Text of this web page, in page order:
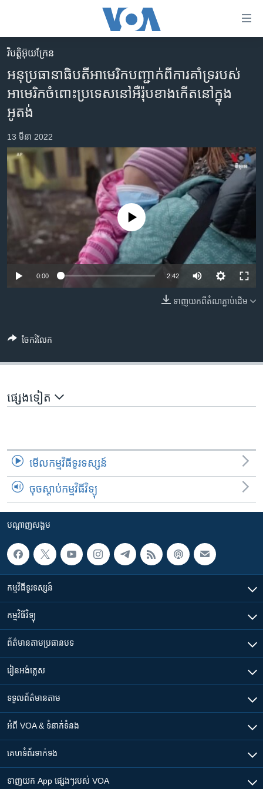
គេហទំព័រ​
រំលង​
និង​
ចូល​
ទៅ​​
ទំព័រ​
ព័ត៌មាន​​
តែ​
រំលង​
និង​
ចូល​
សម្ព័ន្ធ​
ទៅ​
ទំព័រ​
កម្ពុជា
អន្តរជាតិ
អាមេរិក
ចិន
ហេឡូវីអូអេ
កម្ពុជាច្នៃប្រតិដ្ឋ
ព្រឹត្តិការណ៍ព័ត៌មាន
ទូរទស្សន៍ / វីដេអូ​
វិទ្យុ / ផតខាសថ៍
កម្មវិធីទាំងអស់
Khmer English
វិបត្តិអ៊ុយក្រែន
អនុប្រធានាធិបតីអាមេរិកបញ្ជាក់ពីការគាំទ្ររបស់
អាមេរិកចំពោះប្រទេសនៅអឺរ៉ុបខាងកើតនៅក្នុង
អូតង់
13 មីនា 2022
No media source currently available
0:00 2:42
ទាញ​យក​ពី​តំណភ្ជាប់​ដើម
ចែករំលែក
ផ្សេង​ទៀត
មើល​កម្មវិធី​ទូរទស្សន៍
ចុចស្តាប់កម្មវិធីវិទ្យុ
បណ្តាញ​សង្គម
កម្មវិធី​ទូរទស្សន៍
កម្មវិធី​វិទ្យុ
ព័ត៌មាន​តាមប្រធានបទ​
រៀន​​អង់គ្លេស
ទទួល​ព័ត៌មាន​តាម
អំពី​ VOA & ទំនាក់ទំនង
គេហទំព័រ​​ទាក់ទង
ទាញយក​ App ផ្សេងៗ​របស់​ VOA